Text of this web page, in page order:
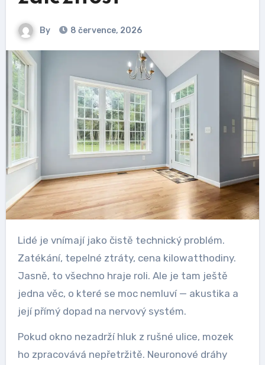
By 8 července, 2026
Lidé je vnímají jako čistě technický problém.
Zatékání, tepelné ztráty, cena kilowatthodiny.
Jasně, to všechno hraje roli. Ale je tam ještě
jedna věc, o které se moc nemluví — akustika a
její přímý dopad na nervový systém.
Pokud okno nezadrží hluk z rušné ulice, mozek
ho zpracovává nepřetržitě. Neuronové dráhy